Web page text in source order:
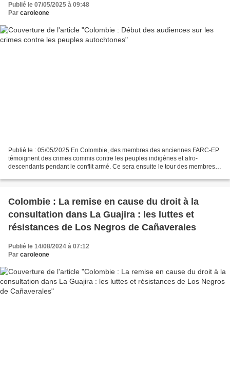
Publié le 07/05/2025 à 09:48
Par caroleone
Publié le : 05/05/2025 En Colombie, des membres des anciennes FARC-EP
témoignent des crimes commis contre les peuples indigènes et afro-
descendants pendant le conflit armé. Ce sera ensuite le tour des membres
Colombie : La remise en cause du droit à la
consultation dans La Guajira : les luttes et
résistances de Los Negros de Cañaverales
Publié le 14/08/2024 à 07:12
Par caroleone